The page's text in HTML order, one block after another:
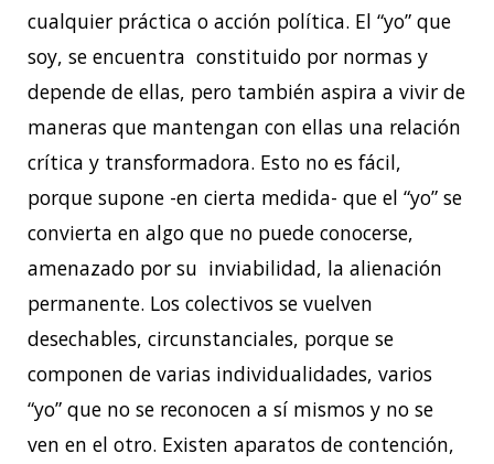
cualquier práctica o acción política. El “yo” que
soy, se encuentra constituido por normas y
depende de ellas, pero también aspira a vivir de
maneras que mantengan con ellas una relación
crítica y transformadora. Esto no es fácil,
porque supone -en cierta medida- que el “yo” se
convierta en algo que no puede conocerse,
amenazado por su inviabilidad, la alienación
permanente. Los colectivos se vuelven
desechables, circunstanciales, porque se
componen de varias individualidades, varios
“yo” que no se reconocen a sí mismos y no se
ven en el otro. Existen aparatos de contención,